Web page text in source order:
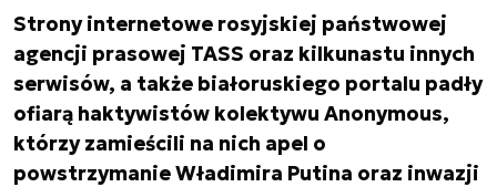
Strony internetowe rosyjskiej państwowej
agencji prasowej TASS oraz kilkunastu innych
serwisów, a także białoruskiego portalu padły
ofiarą haktywistów kolektywu Anonymous,
którzy zamieścili na nich apel o
powstrzymanie Władimira Putina oraz inwazji